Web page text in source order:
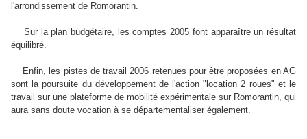
l'arrondissement de Romorantin.
Sur la plan budgétaire, les comptes 2005 font apparaître un résultat
équilibré.
Enfin, les pistes de travail 2006 retenues pour être proposées en AG
sont la poursuite du développement de l'action "location 2 roues" et le
travail sur une plateforme de mobilité expérimentale sur Romorantin, qui
aura sans doute vocation à se départementaliser également.